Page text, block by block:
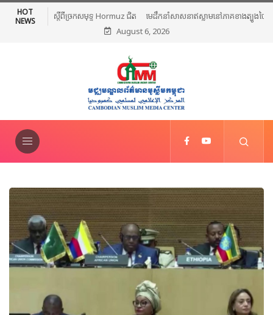
HOT
NEWS
មេដឹកនាំសាសនាឥស្លាមនៅភាគខាងត្បូងថៃរៀបចំពិធីបួងសួងសន្តិភាព និងថ្កោល
ទោសអំពើហិង្សា ក្រោយការវាយប្រហារនៅណារ៉ាធីវ៉ាត់
August 6, 2026